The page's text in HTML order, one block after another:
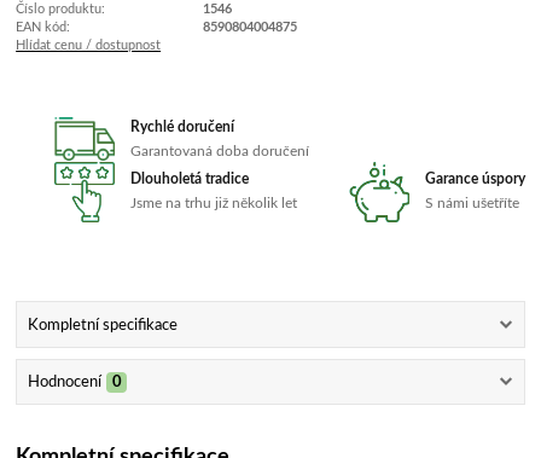
Číslo produktu:
1546
EAN kód:
8590804004875
Hlídat cenu / dostupnost
Rychlé doručení
Garantovaná doba doručení
Dlouholetá tradice
Jsme na trhu již několik let
Garance úspory
S námi ušetříte
Kompletní specifikace
Hodnocení 0